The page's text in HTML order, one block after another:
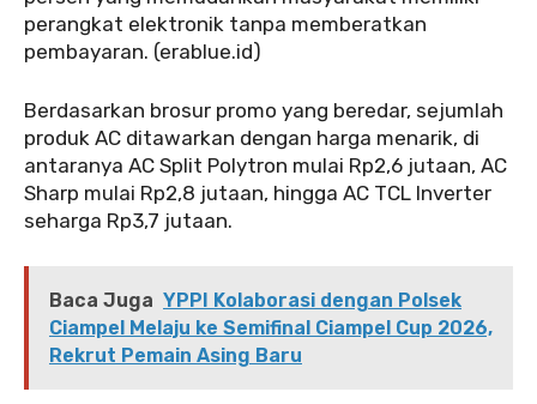
perangkat elektronik tanpa memberatkan
pembayaran. (erablue.id)
‎‎Berdasarkan brosur promo yang beredar, sejumlah
produk AC ditawarkan dengan harga menarik, di
antaranya AC Split Polytron mulai Rp2,6 jutaan, AC
Sharp mulai Rp2,8 jutaan, hingga AC TCL Inverter
seharga Rp3,7 jutaan.
Baca Juga YPPI Kolaborasi dengan Polsek
Ciampel Melaju ke Semifinal Ciampel Cup 2026,
Rekrut Pemain Asing Baru